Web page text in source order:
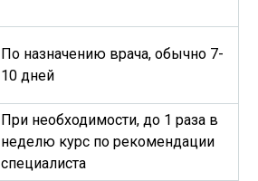
По назначению врача, обычно 7-
10 дней
При необходимости, до 1 раза в
неделю курс по рекомендации
специалиста